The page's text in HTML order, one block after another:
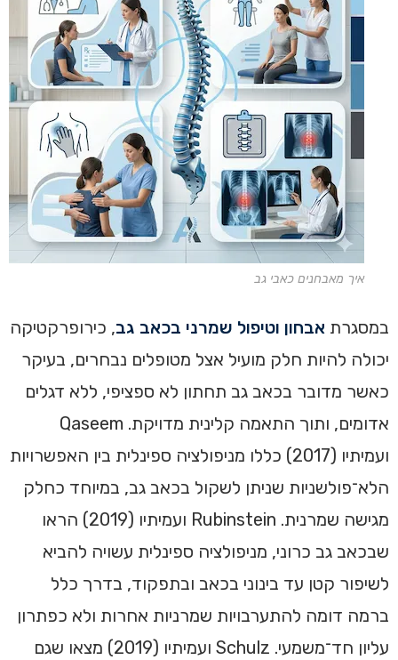
איך מאבחנים כאבי גב
במסגרת אבחון וטיפול שמרני בכאב גב, כירופרקטיקה
יכולה להיות חלק מועיל אצל מטופלים נבחרים, בעיקר
כאשר מדובר בכאב גב תחתון לא ספציפי, ללא דגלים
אדומים, ותוך התאמה קלינית מדויקת. Qaseem
ועמיתיו (2017) כללו מניפולציה ספינלית בין האפשרויות
הלא־פולשניות שניתן לשקול בכאב גב, במיוחד כחלק
מגישה שמרנית. Rubinstein ועמיתיו (2019) הראו
שבכאב גב כרוני, מניפולציה ספינלית עשויה להביא
לשיפור קטן עד בינוני בכאב ובתפקוד, בדרך כלל
ברמה דומה להתערבויות שמרניות אחרות ולא כפתרון
עליון חד־משמעי. Schulz ועמיתיו (2019) מצאו שגם